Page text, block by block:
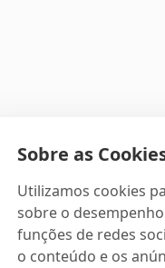
Sobre as
Utilizamos cookies
sobre o
funções de redes
o conteúdo e os